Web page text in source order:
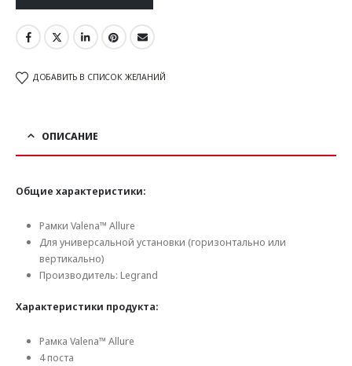
ДОБАВИТЬ В СПИСОК ЖЕЛАНИЙ
ОПИСАНИЕ
Общие характеристики:
Рамки Valena™ Allure
Для универсальной установки (горизонтально или
вертикально)
Производитель: Legrand
Характеристики продукта:
Рамка Valena™ Allure
4 поста